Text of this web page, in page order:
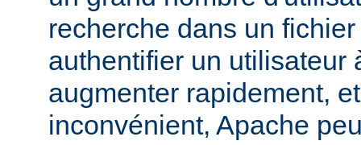
recherche dans un
authentifier un utilisateur
augmenter rapidement,
inconvénient, Apache